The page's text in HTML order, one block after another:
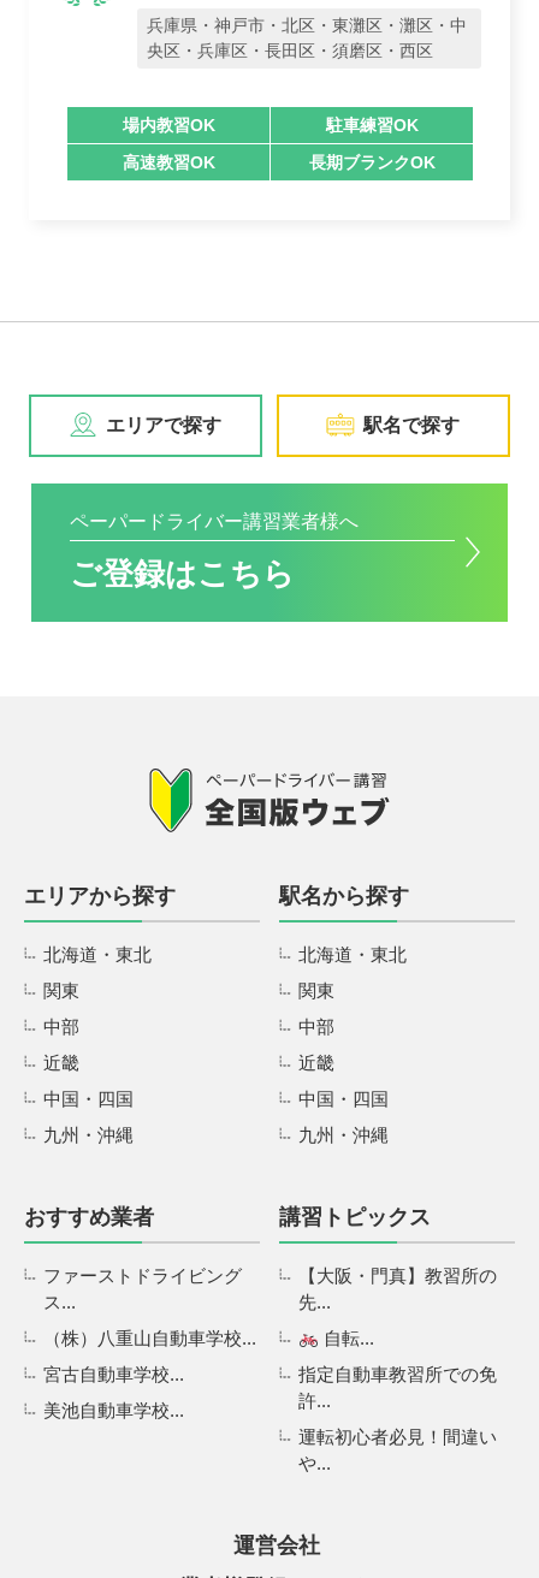
兵庫県・神戸市・北区・東灘区・灘区・中
央区・兵庫区・長田区・須磨区・西区
場内教習OK
駐車練習OK
高速教習OK
長期ブランクOK
エリアで探す 駅名で探す
ペーパードライバー講習業者様へ
ご登録はこちら
エリアから探す
北海道・東北
関東
中部
近畿
中国・四国
九州・沖縄
駅名から探す
北海道・東北
関東
中部
近畿
中国・四国
九州・沖縄
おすすめ業者
ファーストドライビング
ス...
（株）八重山自動車学校...
宮古自動車学校...
美池自動車学校...
講習トピックス
【大阪・門真】教習所の
先...
自転...
指定自動車教習所での免
許...
運転初心者必見！間違い
や...
運営会社